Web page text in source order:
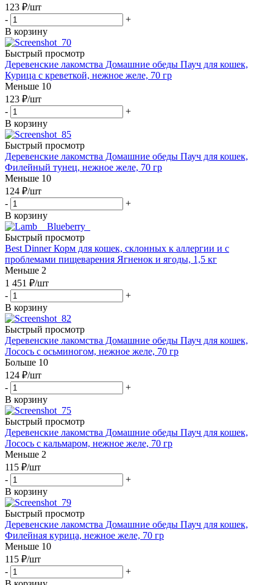
123 ₽/шт
-
+
В корзину
Быстрый просмотр
Деревенские лакомства Домашние обеды Пауч для кошек,
Курица с креветкой, нежное желе, 70 гр
Меньше 10
123 ₽/шт
-
+
В корзину
Быстрый просмотр
Деревенские лакомства Домашние обеды Пауч для кошек,
Филейный тунец, нежное желе, 70 гр
Меньше 10
124 ₽/шт
-
+
В корзину
Быстрый просмотр
Best Dinner Корм для кошек, склонных к аллергии и с
проблемами пищеварения Ягненок и ягоды, 1,5 кг
Меньше 2
1 451 ₽/шт
-
+
В корзину
Быстрый просмотр
Деревенские лакомства Домашние обеды Пауч для кошек,
Лосось с осьминогом, нежное желе, 70 гр
Больше 10
124 ₽/шт
-
+
В корзину
Быстрый просмотр
Деревенские лакомства Домашние обеды Пауч для кошек,
Лосось с кальмаром, нежное желе, 70 гр
Меньше 2
115 ₽/шт
-
+
В корзину
Быстрый просмотр
Деревенские лакомства Домашние обеды Пауч для кошек,
Филейная курица, нежное желе, 70 гр
Меньше 10
115 ₽/шт
-
+